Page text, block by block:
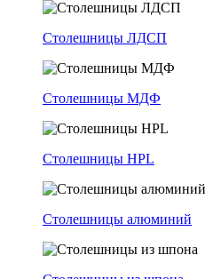
Столешницы ЛДСП
Столешницы МДФ
Столешницы HPL
Столешницы алюминий